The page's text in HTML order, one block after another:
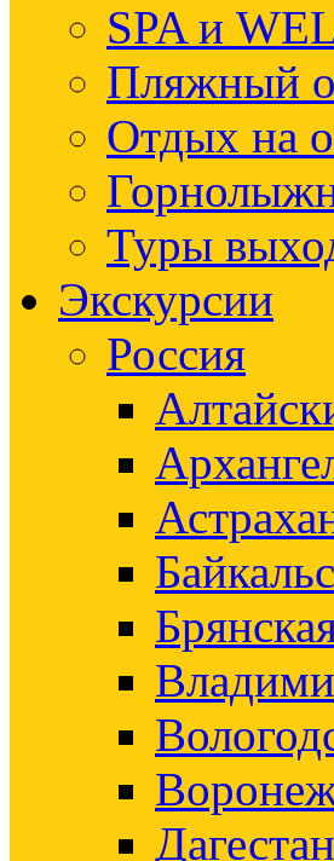
SPA и
Пляжный
Отдых на
Туры
Экскурсии
Россия
Дагестан